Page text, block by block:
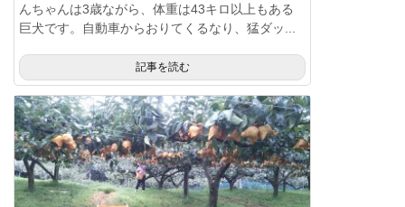
んちゃんは3歳ながら、体重は43キロ以上もある
巨犬です。自動車からおりてくるなり、猛ダッ...
記事を読む